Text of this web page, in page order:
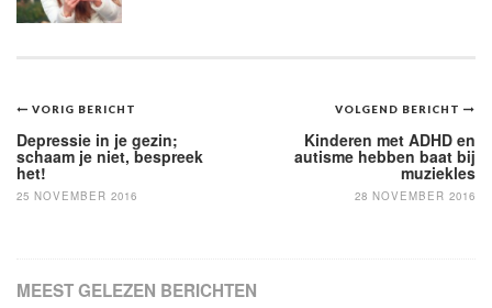
Bericht
navigatie
VOLGEND BERICHT
Kinderen met ADHD en
autisme hebben baat bij
muziekles
28 NOVEMBER 2016
VORIG BERICHT
Depressie in je gezin;
schaam je niet, bespreek
het!
25 NOVEMBER 2016
MEEST GELEZEN BERICHTEN